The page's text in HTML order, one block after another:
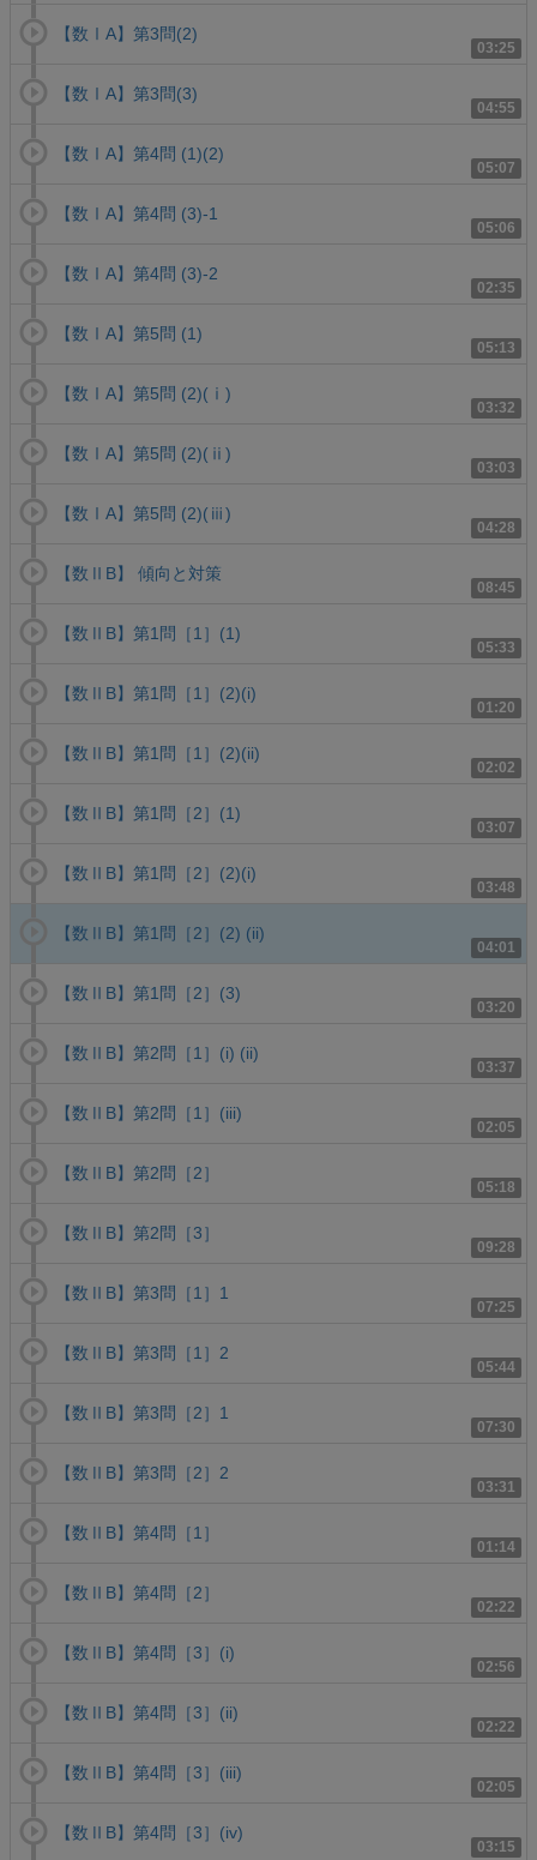
03:25
【数ⅠA】第3問(2)
04:55
【数ⅠA】第3問(3)
05:07
【数ⅠA】第4問 (1)(2)
05:06
【数ⅠA】第4問 (3)-1
02:35
【数ⅠA】第4問 (3)-2
05:13
【数ⅠA】第5問 (1)
03:32
【数ⅠA】第5問 (2)(ⅰ)
03:03
【数ⅠA】第5問 (2)(ⅱ)
04:28
【数ⅠA】第5問 (2)(ⅲ)
08:45
【数ⅡB】 傾向と対策
05:33
【数ⅡB】第1問［1］(1)
01:20
【数ⅡB】第1問［1］(2)(i)
02:02
【数ⅡB】第1問［1］(2)(ii)
03:07
【数ⅡB】第1問［2］(1)
03:48
【数ⅡB】第1問［2］(2)(i)
04:01
【数ⅡB】第1問［2］(2) (ii)
03:20
【数ⅡB】第1問［2］(3)
03:37
【数ⅡB】第2問［1］(i) (ii)
02:05
【数ⅡB】第2問［1］(iii)
05:18
【数ⅡB】第2問［2］
09:28
【数ⅡB】第2問［3］
07:25
【数ⅡB】第3問［1］1
05:44
【数ⅡB】第3問［1］2
07:30
【数ⅡB】第3問［2］1
03:31
【数ⅡB】第3問［2］2
01:14
【数ⅡB】第4問［1］
02:22
【数ⅡB】第4問［2］
02:56
【数ⅡB】第4問［3］(i)
02:22
【数ⅡB】第4問［3］(ii)
02:05
【数ⅡB】第4問［3］(iii)
03:15
【数ⅡB】第4問［3］(iv)